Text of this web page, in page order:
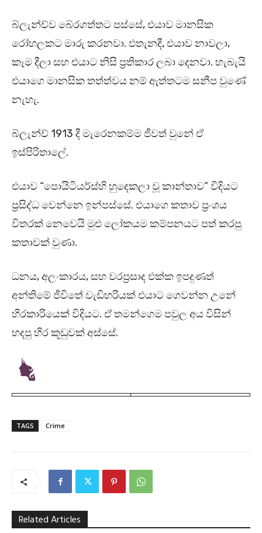
බ්ලැන්ච්ව බේරගත්තට පස්සේ, එයාව මානසික
රෝහලකට මාරු කරනවා. එතැනදී, එයාව නාවලා,
කෑම දීලා සහ එයාට නිසි ප්‍රතිකාර ලබා දෙනවා. හැබැයි
එයාගෙ මානසික තත්ත්වය නම් ඇත්තටම සනීප වුණේ
නැහැ.
බ්ලැන්ච් 1913 දී මැරෙනකම්ම ජීවත් වුනේ ඒ
ඉස්පිරිතාලේ.
එයාව “පොයිටියර්ස්හි හුදෙකලා වූ කාන්තාව” විදියට
ප්‍රසිද්ධ වෙන්නෙ ඉන්පස්සේ. එයාගෙ කතාව ප්‍රංශය
විතරක් නෙවෙයි මුළු ලෝකයම කම්පනයට පත් කරපු
කතාවක් වුණා.
ධනය, අලංකාරය, සහ වරප්‍රසාද එක්ක ඉපදුණත්
අන්තිමේ ජීවිතේ වැඩිහරියක් එයාට ගෙවන්න උනේ
හිරකාරියෙක් විදියට. ඒ තමන්ගෙම පවුල අය විසින්
හදපු හිර කූඩුවක් අස්සේ.
TAGS Crime
Related Articles